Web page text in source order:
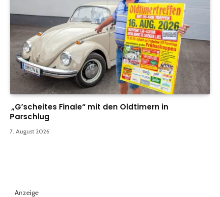
„G’scheites Finale“ mit den Oldtimern in
Parschlug
7. August 2026
Anzeige